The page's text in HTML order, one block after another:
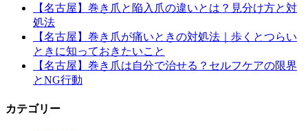
【名古屋】巻き爪と陥入爪の違いとは？見分け方と対
処法
【名古屋】巻き爪が痛いときの対処法｜歩くとつらい
ときに知っておきたいこと
【名古屋】巻き爪は自分で治せる？セルフケアの限界
とNG行動
カテゴリー